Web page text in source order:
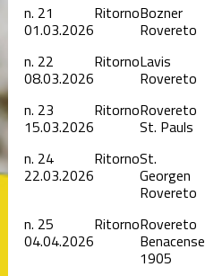
n. 21
01.03.2026
RitornoBozner
Rovereto
n. 22
08.03.2026
RitornoLavis
Rovereto
n. 23
15.03.2026
RitornoRovereto
St. Pauls
n. 24
22.03.2026
RitornoSt.
Georgen
Rovereto
n. 25
04.04.2026
RitornoRovereto
Benacense
1905